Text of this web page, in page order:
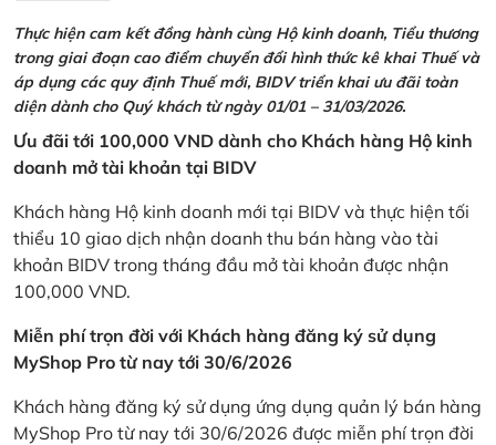
Thực hiện cam kết đồng hành cùng Hộ kinh doanh, Tiểu thương
trong giai đoạn cao điểm chuyển đổi hình thức kê khai Thuế và
áp dụng các quy định Thuế mới, BIDV triển khai ưu đãi toàn
diện dành cho Quý khách từ ngày 01/01 – 31/03/2026.
Ưu đãi tới 100,000 VND dành cho Khách hàng Hộ kinh
doanh mở tài khoản tại BIDV
Khách hàng Hộ kinh doanh mới tại BIDV và thực hiện tối
thiểu 10 giao dịch nhận doanh thu bán hàng vào tài
khoản BIDV trong tháng đầu mở tài khoản được nhận
100,000 VND.
Miễn phí trọn đời với Khách hàng đăng ký sử dụng
MyShop Pro từ nay tới 30/6/2026
Khách hàng đăng ký sử dụng ứng dụng quản lý bán hàng
MyShop Pro từ nay tới 30/6/2026 được miễn phí trọn đời